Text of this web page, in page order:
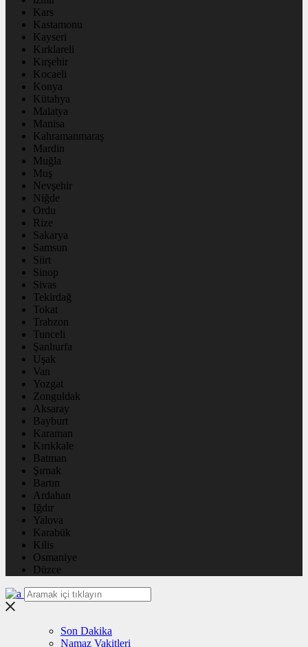
Kars
Kastamonu
Kayseri
Kırklareli
Kırşehir
Kocaeli
Konya
Kütahya
Malatya
Manisa
Kahramanmaraş
Mardin
Muğla
Muş
Nevşehir
Niğde
Ordu
Rize
Sakarya
Samsun
Siirt
Sinop
Sivas
Tekirdağ
Tokat
Trabzon
Tunceli
Şanlıurfa
Uşak
Van
Yozgat
Zonguldak
Aksaray
Bayburt
Karaman
Kırıkkale
Batman
Şırnak
Bartın
Ardahan
Iğdır
Yalova
Karabük
Kilis
Osmaniye
Düzce
Son Dakika
Namaz Vakitleri